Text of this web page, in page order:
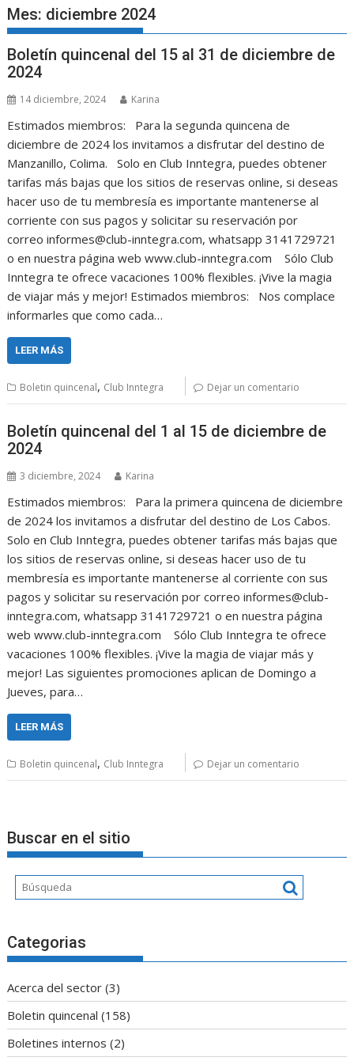
Mes: diciembre 2024
Boletín quincenal del 15 al 31 de diciembre de
2024
14 diciembre, 2024 Karina
Estimados miembros: Para la segunda quincena de
diciembre de 2024 los invitamos a disfrutar del destino de
Manzanillo, Colima. Solo en Club Inntegra, puedes obtener
tarifas más bajas que los sitios de reservas online, si deseas
hacer uso de tu membresía es importante mantenerse al
corriente con sus pagos y solicitar su reservación por
correo informes@club-inntegra.com, whatsapp 3141729721
o en nuestra página web www.club-inntegra.com Sólo Club
Inntegra te ofrece vacaciones 100% flexibles. ¡Vive la magia
de viajar más y mejor! Estimados miembros: Nos complace
informarles que como cada…
LEER MÁS
Boletin quincenal, Club Inntegra Dejar un comentario
Boletín quincenal del 1 al 15 de diciembre de
2024
3 diciembre, 2024 Karina
Estimados miembros: Para la primera quincena de diciembre
de 2024 los invitamos a disfrutar del destino de Los Cabos.
Solo en Club Inntegra, puedes obtener tarifas más bajas que
los sitios de reservas online, si deseas hacer uso de tu
membresía es importante mantenerse al corriente con sus
pagos y solicitar su reservación por correo informes@club-
inntegra.com, whatsapp 3141729721 o en nuestra página
web www.club-inntegra.com Sólo Club Inntegra te ofrece
vacaciones 100% flexibles. ¡Vive la magia de viajar más y
mejor! Las siguientes promociones aplican de Domingo a
Jueves, para…
LEER MÁS
Boletin quincenal, Club Inntegra Dejar un comentario
Buscar en el sitio
Categorias
Acerca del sector (3)
Boletin quincenal (158)
Boletines internos (2)